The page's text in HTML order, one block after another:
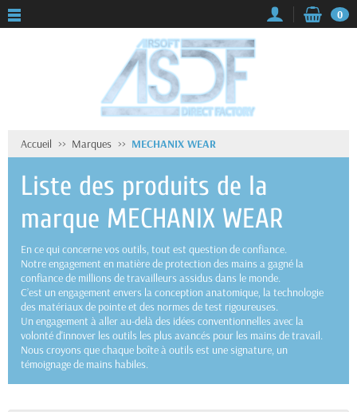
0
Accueil Marques MECHANIX WEAR
Liste des produits de la
marque MECHANIX WEAR
En ce qui concerne vos outils, tout est question de confiance.
Notre engagement en matière de protection des mains a gagné la
confiance de millions de travailleurs assidus dans le monde.
C’est un engagement envers la conception anatomique, la technologie
des matériaux de pointe et des normes de test rigoureuses.
Un engagement à aller au-delà des idées conventionnelles avec la
volonté d'innover les outils les plus avancés pour les mains de travail.
Nous croyons que chaque boîte à outils est une signature, un
témoignage de mains habiles.